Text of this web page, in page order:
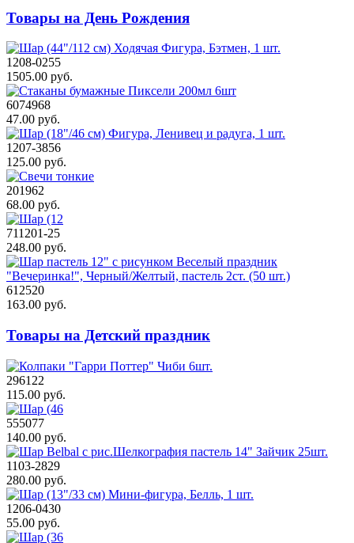
Товары на День Рождения
1208-0255
1505.00 руб.
6074968
47.00 руб.
1207-3856
125.00 руб.
201962
68.00 руб.
711201-25
248.00 руб.
612520
163.00 руб.
Товары на Детский праздник
296122
115.00 руб.
555077
140.00 руб.
1103-2829
280.00 руб.
1206-0430
55.00 руб.